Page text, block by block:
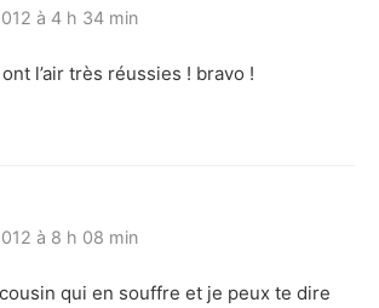
à 4 h 34 min
l’air très réussies ! bravo !
à 8 h 08 min
cousin qui en souffre et je peux te dire